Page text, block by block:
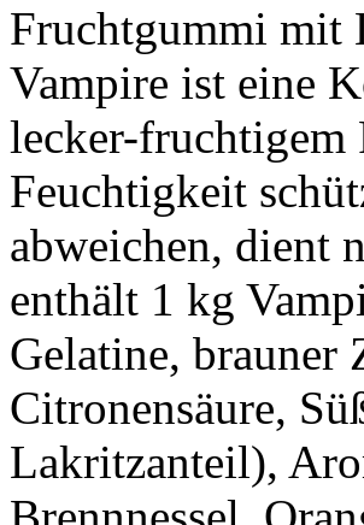
Fruchtgummi mit
Vampire ist eine
lecker-fruchtigem
Feuchtigkeit
abweichen, dient
enthält 1 kg
Gelatine, brauner
Citronensäure,
Lakritzanteil),